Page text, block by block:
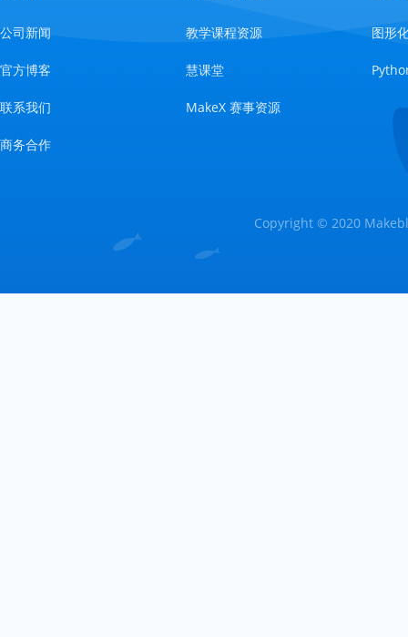
公司新闻
官方博客
联系我们
商务合作
教学课程资源
慧课堂
MakeX 赛事资源
图形
Copyright © 2020